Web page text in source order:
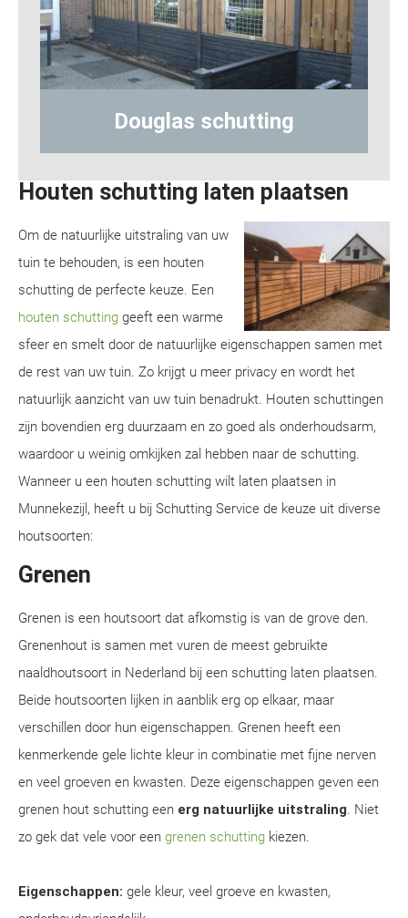
Hout-betonschutting
Houten schutting laten plaatsen
Om de natuurlijke uitstraling van uw
tuin te behouden, is een houten
schutting de perfecte keuze. Een
houten schutting geeft een warme
sfeer en smelt door de natuurlijke eigenschappen samen met
de rest van uw tuin. Zo krijgt u meer privacy en wordt het
natuurlijk aanzicht van uw tuin benadrukt. Houten schuttingen
zijn bovendien erg duurzaam en zo goed als onderhoudsarm,
waardoor u weinig omkijken zal hebben naar de schutting.
Wanneer u een houten schutting wilt laten plaatsen in
Munnekezijl, heeft u bij Schutting Service de keuze uit diverse
houtsoorten:
Grenen
Grenen is een houtsoort dat afkomstig is van de grove den.
Grenenhout is samen met vuren de meest gebruikte
naaldhoutsoort in Nederland bij een schutting laten plaatsen.
Beide houtsoorten lijken in aanblik erg op elkaar, maar
verschillen door hun eigenschappen. Grenen heeft een
kenmerkende gele lichte kleur in combinatie met fijne nerven
en veel groeven en kwasten. Deze eigenschappen geven een
grenen hout schutting een erg natuurlijke uitstraling. Niet
zo gek dat vele voor een grenen schutting kiezen.
Eigenschappen: gele kleur, veel groeve en kwasten,